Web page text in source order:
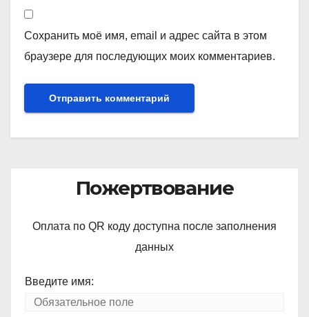
Сохранить моё имя, email и адрес сайта в этом
браузере для последующих моих комментариев.
Пожертвование
Оплата по QR коду доступна после заполнения
данных
Введите имя: